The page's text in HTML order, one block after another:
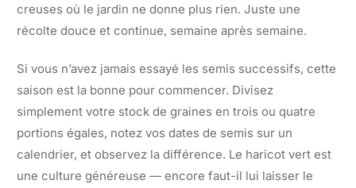
creuses où le jardin ne donne plus rien. Juste une
récolte douce et continue, semaine après semaine.
Si vous n’avez jamais essayé les semis successifs, cette
saison est la bonne pour commencer. Divisez
simplement votre stock de graines en trois ou quatre
portions égales, notez vos dates de semis sur un
calendrier, et observez la différence. Le haricot vert est
une culture généreuse — encore faut-il lui laisser le